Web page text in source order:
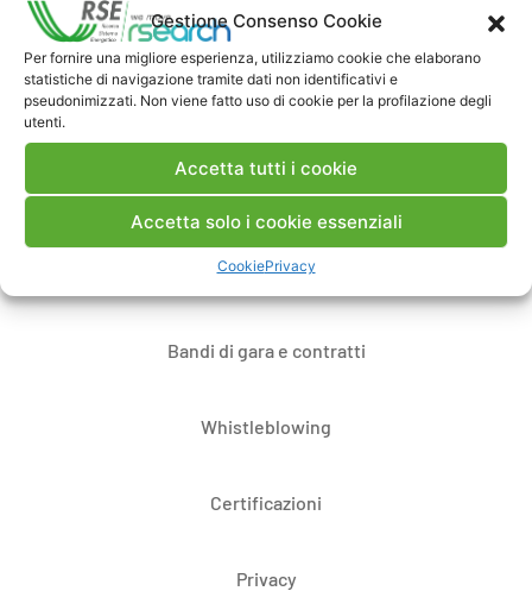
Gestione Consenso Cookie
Per fornire una migliore esperienza, utilizziamo cookie che elaborano
statistiche di navigazione tramite dati non identificativi e
pseudonimizzati. Non viene fatto uso di cookie per la profilazione degli
utenti.
Accetta tutti i cookie
Accetta solo i cookie essenziali
CookiePrivacy
Note Legali
Dove siamo
Bandi di gara e contratti
Whistleblowing
Certificazioni
Privacy